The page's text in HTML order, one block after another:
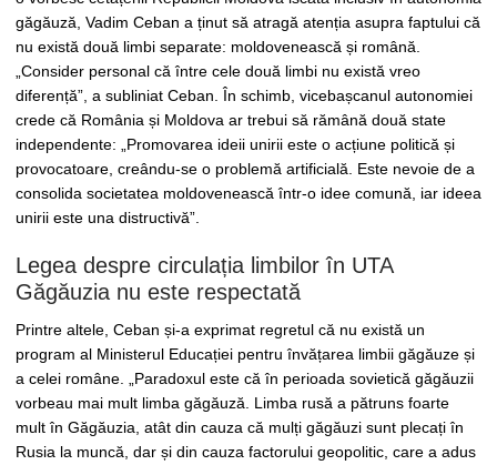
găgăuză, Vadim Ceban a ținut să atragă atenția asupra faptului că
nu există două limbi separate: moldovenească și română.
„Consider personal că între cele două limbi nu există vreo
diferență”, a subliniat Ceban. În schimb, vicebașcanul autonomiei
crede că România și Moldova ar trebui să rămână două state
independente: „Promovarea ideii unirii este o acțiune politică și
provocatoare, creându-se o problemă artificială. Este nevoie de a
consolida societatea moldovenească într-o idee comună, iar ideea
unirii este una distructivă”.
Legea despre circulația limbilor în UTA
Găgăuzia nu este respectată
Printre altele, Ceban și-a exprimat regretul că nu există un
program al Ministerul Educației pentru învățarea limbii găgăuze și
a celei române. „Paradoxul este că în perioada sovietică găgăuzii
vorbeau mai mult limba găgăuză. Limba rusă a pătruns foarte
mult în Găgăuzia, atât din cauza că mulți găgăuzi sunt plecați în
Rusia la muncă, dar și din cauza factorului geopolitic, care a adus